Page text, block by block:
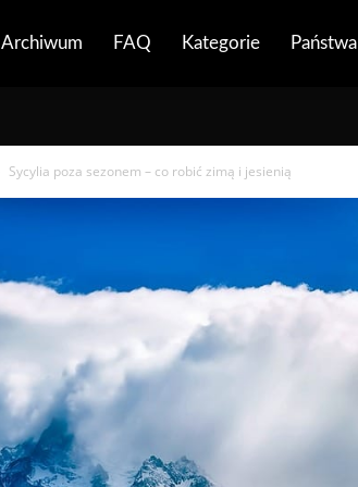
Archiwum FAQ Kategorie Państwa
Sycylia poza sezonem – co robić zimą i jesienią